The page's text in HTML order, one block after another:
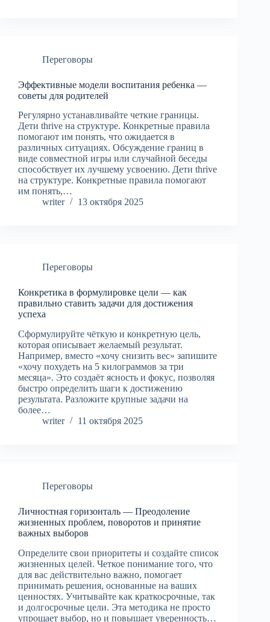
Переговоры
Эффективные модели воспитания ребенка —
советы для родителей
Регулярно устанавливайте четкие границы.
Дети thrive на структуре. Конкретные правила
помогают им понять, что ожидается в
различных ситуациях. Обсуждение границ в
виде совместной игры или случайной беседы
способствует их лучшему усвоению. Дети thrive
на структуре. Конкретные правила помогают
им понять,…
writer
13 октября 2025
Переговоры
Конкретика в формулировке цели — как
правильно ставить задачи для достижения
успеха
Сформулируйте чёткую и конкретную цель,
которая описывает желаемый результат.
Например, вместо «хочу снизить вес» запишите
«хочу похудеть на 5 килограммов за три
месяца». Это создаёт ясность и фокус, позволяя
быстро определить шаги к достижению
результата. Разложите крупные задачи на
более…
writer
11 октября 2025
Переговоры
Личностная горизонталь — Преодоление
жизненных проблем, поворотов и принятие
важных выборов
Определите свои приоритеты и создайте список
жизненных целей. Четкое понимание того, что
для вас действительно важно, помогает
принимать решения, основанные на ваших
ценностях. Учитывайте как краткосрочные, так
и долгосрочные цели. Эта методика не просто
упрощает выбор, но и повышает уверенность…